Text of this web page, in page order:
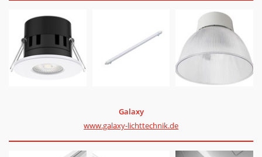
Galaxy
www.galaxy-lichttechnik.de